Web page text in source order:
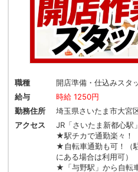
職種
開店準備・仕込みスタ
給与
時給 1250円
勤務住所
埼玉県さいたま市大宮
アクセス
JR「さいたま新都心駅
★駅チカで通勤楽々！
★自転車通勤も可！（
にある場合は利用可）
★「与野駅」から自転